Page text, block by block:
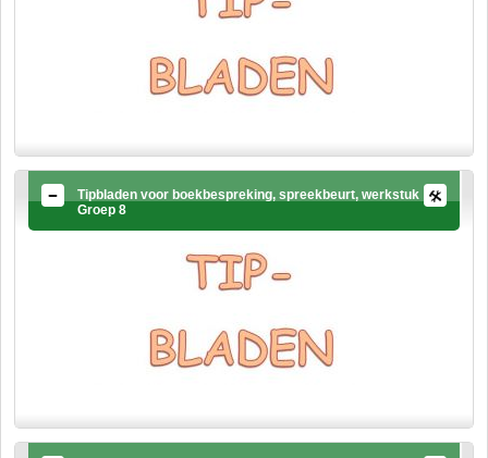
Tipbladen voor boekbespreking, spreekbeurt, werkstuk
Groep 8